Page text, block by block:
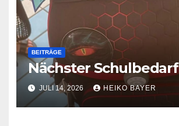
BEITRÄGE
Nächster Schulbedarf
JULI 14, 2026 HEIKO BAYER